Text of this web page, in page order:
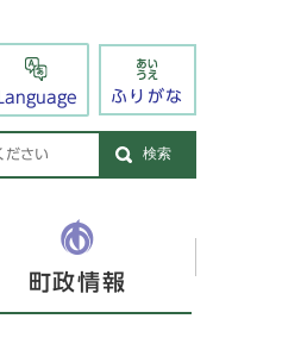
Language ふりがな
検索
町政情報